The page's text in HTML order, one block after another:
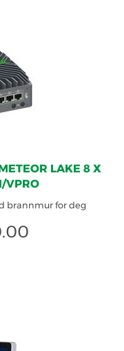
LAKE 8 X
VPRO
brannmur for deg